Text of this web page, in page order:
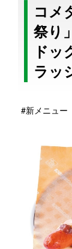
コメ
祭り
ドッ
ラッ
#新メニュー